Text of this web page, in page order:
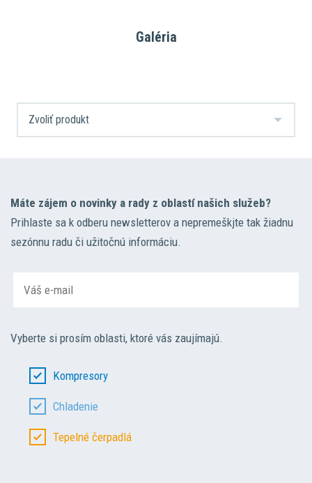
Galéria
Máte zájem o novinky a rady z oblastí našich služeb?
Prihlaste sa k odberu newsletterov a nepremeškjte tak žiadnu
sezónnu radu či užitočnú informáciu.
Vyberte si prosím oblasti, ktoré vás zaujímajú.
Kompresory
Chladenie
Tepelné čerpadlá